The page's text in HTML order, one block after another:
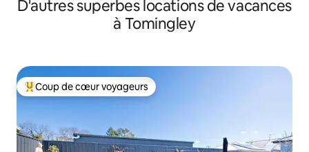
D'autres superbes locations de vacances
à Tomingley
Coup de cœur voyageurs parmi les plus aimés
Coup de cœur voyageurs